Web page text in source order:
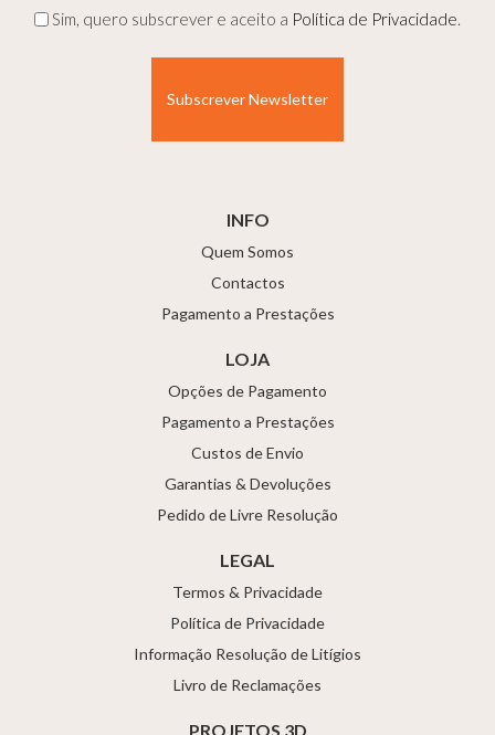
Privacidade
Sim, quero subscrever e aceito a Política de Privacidade.
INFO
Quem Somos
Contactos
Pagamento a Prestações
LOJA
Opções de Pagamento
Pagamento a Prestações
Custos de Envio
Garantias & Devoluções
Pedido de Livre Resolução
LEGAL
Termos & Privacidade
Política de Privacidade
Informação Resolução de Litígios
Livro de Reclamações
PROJETOS 3D